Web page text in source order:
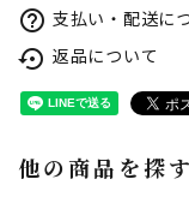
help_outline 支払い・配送に
settings_backup_restore 返品について
他の商品を探す